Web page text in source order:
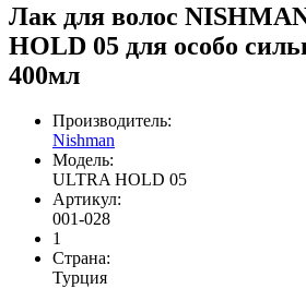
Лак для волос
HOLD 05 для особо
400мл
Производитель:
Nishman
Модель:
ULTRA HOLD 05
Артикул:
001-028
1
Страна:
Турция